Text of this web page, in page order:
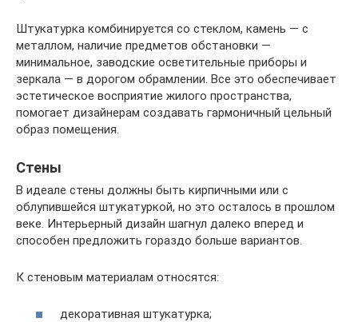
Штукатурка комбинируется со стеклом, камень — с
металлом, наличие предметов обстановки —
минимальное, заводские осветительные приборы и
зеркала — в дорогом обрамлении. Все это обеспечивает
эстетическое восприятие жилого пространства,
помогает дизайнерам создавать гармоничный цельный
образ помещения.
Стены
В идеале стены должны быть кирпичными или с
облупившейся штукатуркой, но это осталось в прошлом
веке. Интерьерный дизайн шагнул далеко вперед и
способен предложить гораздо больше вариантов.
К стеновым материалам относятся:
декоративная штукатурка;